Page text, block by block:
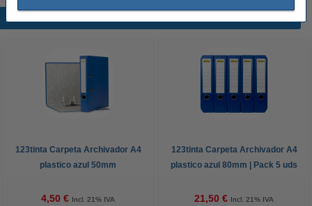
123tinta Carpeta Archivador A4
plastico azul 50mm
4,50 € Incl. 21% IVA
123tinta Carpeta Archivador A4
plastico azul 80mm | Pack 5 uds
21,50 € Incl. 21% IVA